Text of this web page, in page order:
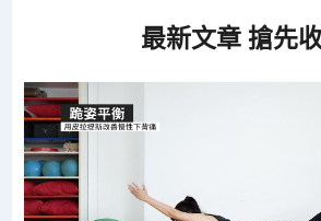
最新文章 搶先